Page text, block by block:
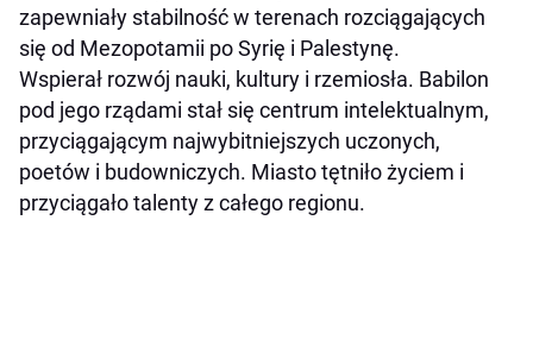
zapewniały stabilność w terenach rozciągających
się od Mezopotamii po Syrię i Palestynę.
Wspierał rozwój nauki, kultury i rzemiosła. Babilon
pod jego rządami stał się centrum intelektualnym,
przyciągającym najwybitniejszych uczonych,
poetów i budowniczych. Miasto tętniło życiem i
przyciągało talenty z całego regionu.